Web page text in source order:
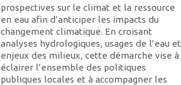
prospectives sur le climat et la ressource
en eau afin d’anticiper les impacts du
changement climatique. En croisant
analyses hydrologiques, usages de l’eau et
enjeux des milieux, cette démarche vise à
éclairer l’ensemble des politiques
publiques locales et à accompagner les